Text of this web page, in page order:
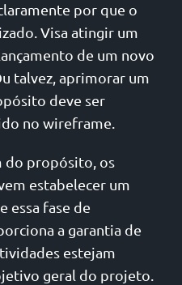
por que o
Visa atingir um
de um novo
talvez, aprimorar um
deve ser
no wireframe.
do propósito, os
estabelecer um
essa fase de
a garantia de
estejam
geral do projeto.